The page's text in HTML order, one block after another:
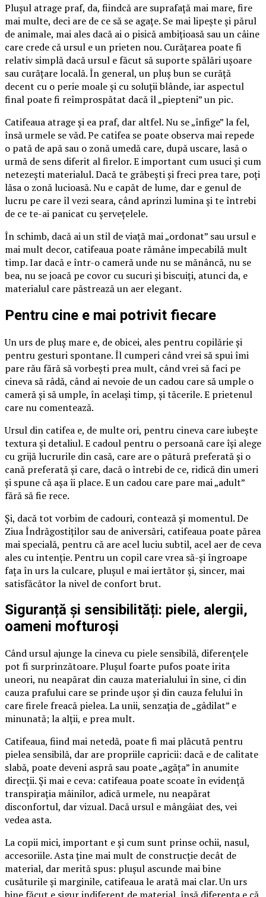
Plușul atrage praf, da, fiindcă are suprafață mai mare, fire
mai multe, deci are de ce să se agațe. Se mai lipește și părul
de animale, mai ales dacă ai o pisică ambițioasă sau un câine
care crede că ursul e un prieten nou. Curățarea poate fi
relativ simplă dacă ursul e făcut să suporte spălări ușoare
sau curățare locală. În general, un pluș bun se curăță
decent cu o perie moale și cu soluții blânde, iar aspectul
final poate fi reîmprospătat dacă îl „piepteni” un pic.
Catifeaua atrage și ea praf, dar altfel. Nu se „înfige” la fel,
însă urmele se văd. Pe catifea se poate observa mai repede
o pată de apă sau o zonă umedă care, după uscare, lasă o
urmă de sens diferit al firelor. E important cum usuci și cum
netezești materialul. Dacă te grăbești și freci prea tare, poți
lăsa o zonă lucioasă. Nu e capăt de lume, dar e genul de
lucru pe care îl vezi seara, când aprinzi lumina și te întrebi
de ce te-ai panicat cu șervețelele.
În schimb, dacă ai un stil de viață mai „ordonat” sau ursul e
mai mult decor, catifeaua poate rămâne impecabilă mult
timp. Iar dacă e într-o cameră unde nu se mănâncă, nu se
bea, nu se joacă pe covor cu sucuri și biscuiți, atunci da, e
materialul care păstrează un aer elegant.
Pentru cine e mai potrivit fiecare
Un urs de pluș mare e, de obicei, ales pentru copilărie și
pentru gesturi spontane. Îl cumperi când vrei să spui îmi
pare rău fără să vorbești prea mult, când vrei să faci pe
cineva să râdă, când ai nevoie de un cadou care să umple o
cameră și să umple, în același timp, și tăcerile. E prietenul
care nu comentează.
Ursul din catifea e, de multe ori, pentru cineva care iubește
textura și detaliul. E cadoul pentru o persoană care își alege
cu grijă lucrurile din casă, care are o pătură preferată și o
cană preferată și care, dacă o întrebi de ce, ridică din umeri
și spune că așa îi place. E un cadou care pare mai „adult”
fără să fie rece.
Și, dacă tot vorbim de cadouri, contează și momentul. De
Ziua Îndrăgostiților sau de aniversări, catifeaua poate părea
mai specială, pentru că are acel luciu subtil, acel aer de ceva
ales cu intenție. Pentru un copil care vrea să-și îngroape
fața în urs la culcare, plușul e mai iertător și, sincer, mai
satisfăcător la nivel de confort brut.
Siguranță și sensibilități: piele, alergii,
oameni mofturoși
Când ursul ajunge la cineva cu piele sensibilă, diferențele
pot fi surprinzătoare. Plușul foarte pufos poate irita
uneori, nu neapărat din cauza materialului în sine, ci din
cauza prafului care se prinde ușor și din cauza felului în
care firele freacă pielea. La unii, senzația de „gâdilat” e
minunată; la alții, e prea mult.
Catifeaua, fiind mai netedă, poate fi mai plăcută pentru
pielea sensibilă, dar are propriile capricii: dacă e de calitate
slabă, poate deveni aspră sau poate „agăța” în anumite
direcții. Și mai e ceva: catifeaua poate scoate în evidență
transpirația mâinilor, adică urmele, nu neapărat
disconfortul, dar vizual. Dacă ursul e mângâiat des, vei
vedea asta.
La copii mici, important e și cum sunt prinse ochii, nasul,
accesoriile. Asta ține mai mult de construcție decât de
material, dar merită spus: plușul ascunde mai bine
cusăturile și marginile, catifeaua le arată mai clar. Un urs